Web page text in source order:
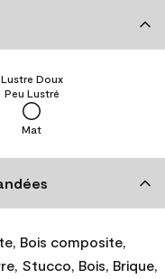
Mat
Peu Lustré
Lustre Doux
Bois composite,
Stucco, Bois, Brique,